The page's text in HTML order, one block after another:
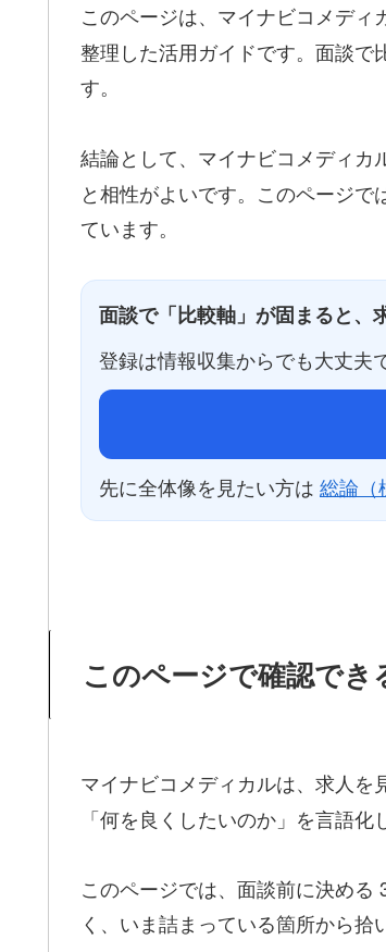
このページは、マイナビコメディ
整理した活用ガイドです。面談で
す。
結論として、マイナビコメディカ
と相性がよいです。このページ
ています。
面談で「比較軸」が固まると、
登録は情報収集からでも大丈夫
先に全体像を見たい方は 総論（
このページで確認でき
マイナビコメディカルは、求人を
「何を良くしたいのか」を言語
このページでは、面談前に決め
く、いま詰まっている箇所から拾